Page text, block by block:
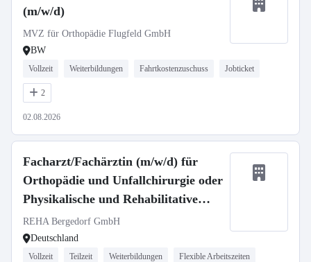
(m/w/d)
MVZ für Orthopädie Flugfeld GmbH
BW
Vollzeit Weiterbildungen Fahrtkostenzuschuss Jobticket
2
02.08.2026
Facharzt/Fachärztin (m/w/d) für
Orthopädie und Unfallchirurgie oder
Physikalische und Rehabilitative
Medizin
REHA Bergedorf GmbH
Deutschland
Vollzeit Teilzeit Weiterbildungen Flexible Arbeitszeiten